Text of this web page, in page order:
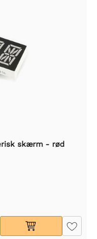
skærm - rød